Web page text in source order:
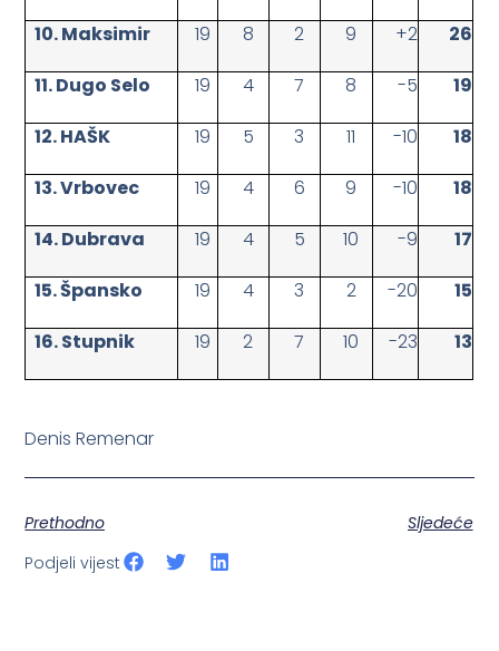
10. Maksimir
19 8 2 9 +2
26
11. Dugo Selo
19 4 7 8 -5
19
12. HAŠK
19 5 3 11 -10
18
13. Vrbovec
19 4 6 9 -10
18
14. Dubrava
19 4 5 10 -9
17
15. Špansko
19 4 3 2 -20
15
16. Stupnik
19 2 7 10 -23 13
Denis Remenar
Prethodno
Sljedeće
Podjeli vijest